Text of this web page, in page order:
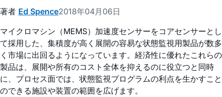
著者 Ed Spence2018年04月06日
マイクロマシン（MEMS）加速度センサーをコアセンサーとし
て採用した、集積度が高く展開の容易な状態監視用製品が数多
く市場に出回るようになっています。経済性に優れたこれらの
製品は、展開や所有のコスト全体を抑えるのに役立つと同時
に、プロセス面では、状態監視プログラムの利点を生かすこと
のできる施設や装置の範囲を広げます。